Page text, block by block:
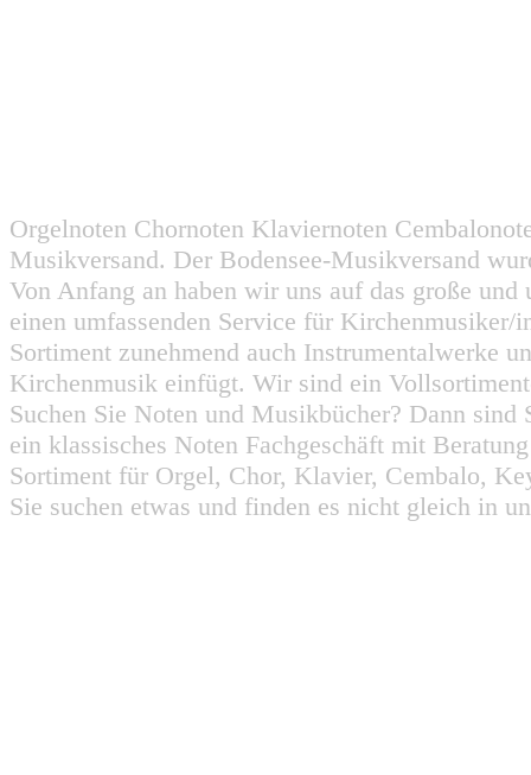
Orgelnoten Chornoten Klaviernoten
Musikversand. Der Bodensee-Musikversand
Von Anfang an haben wir uns auf das große
einen umfassenden Service für
Sortiment zunehmend auch Instrumentalwerke
Kirchenmusik einfügt. Wir sind ein
Suchen Sie Noten und Musikbücher? Dann
ein klassisches Noten Fachgeschäft mit
Sortiment für Orgel, Chor, Klavier, Cembalo,
Sie suchen etwas und finden es nicht gleich in